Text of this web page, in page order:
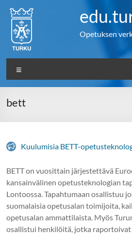
content
Opetuksen
bett
Kuulumisia BETT-
BETT on vuosittain järjestettävä
kansainvälinen opetusteknologian
Lontoossa. Tapahtumaan osallistuu
suomalaisia opetusalan toimijoita,
opetusalan ammattilaista. Myös
osallistui henkilöitä, jotka